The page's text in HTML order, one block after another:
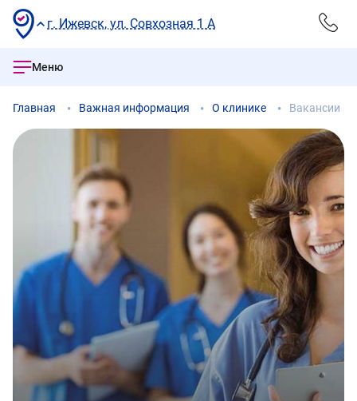
г. Ижевск, ул. Совхозная 1 А
Меню
Главная Важная информация О клинике Вакансии